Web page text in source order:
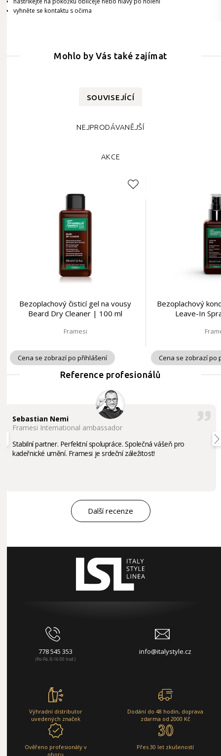
vyhněte se kontaktu s očima
Mohlo by Vás také zajímat
SOUVISEJÍCÍ
NEJPRODÁVANĚJŠÍ
AKCE
Bezoplachový čisticí gel na vousy
Beard Dry Cleaner | 100 ml
Framesi
Cena se zobrazí po přihlášení
Bezoplachový
Leave-In
Cena se zobrazí po
Reference profesionálů
Sebastian Nemi
Framesi International ambassador
Stabilní partner. Perfektní spolupráce. Společná vášeň pro
kadeřnické umění. Framesi je srdeční záležitost!
Další recenze
778 545 353
(Po-Pá, 8-16:00 hod.)
info@italystyle.cz
Výhradní distributor
uvedených značek
Dodání do 48 hodin, doprava
zdarma od 2000 Kč
Ověřeno profesionály v
oboru
Přes 30 let zkušeností